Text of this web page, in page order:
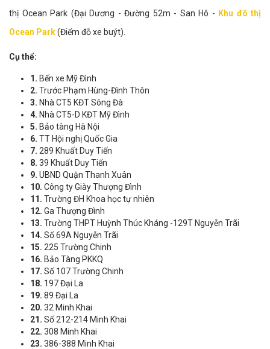
thị Ocean Park (Đại Dương - Đường 52m - San Hô - Khu đô thị
Ocean Park(Điểm đỗ xe buýt).
Cụ thể:
1. Bến xe Mỹ Đình
2. Trước Phạm Hùng-Đình Thôn
3. Nhà CT5 KĐT Sông Đà
4. Nhà CT5-D KĐT Mỹ Đình
5. Bảo tàng Hà Nội
6. TT Hội nghị Quốc Gia
7. 289 Khuất Duy Tiến
8. 39 Khuất Duy Tiến
9. UBND Quận Thanh Xuân
10. Công ty Giày Thượng Đình
11. Trường ĐH Khoa học tự nhiên
12. Ga Thượng Đình
13. Trường THPT Huỳnh Thúc Kháng -129T Nguyễn Trãi
14. Số 69A Nguyễn Trãi
15. 225 Trường Chinh
16. Bảo Tàng PKKQ
17. Số 107 Trường Chinh
18. 197 Đại La
19. 89 Đại La
20. 32 Minh Khai
21. Số 212-214 Minh Khai
22. 308 Minh Khai
23. 386-388 Minh Khai